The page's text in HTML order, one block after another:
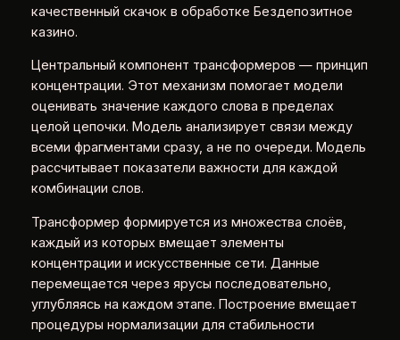
качественный скачок в обработке Бездепозитное
казино.
Центральный компонент трансформеров — принцип
концентрации. Этот механизм помогает модели
оценивать значение каждого слова в пределах
целой цепочки. Модель анализирует связи между
всеми фрагментами сразу, а не по очереди. Модель
рассчитывает показатели важности для каждой
комбинации слов.
Трансформер формируется из множества слоёв,
каждый из которых вмещает элементы
концентрации и искусственные сети. Данные
перемещается через ярусы последовательно,
углубляясь на каждом этапе. Построение вмещает
процедуры нормализации для стабильности